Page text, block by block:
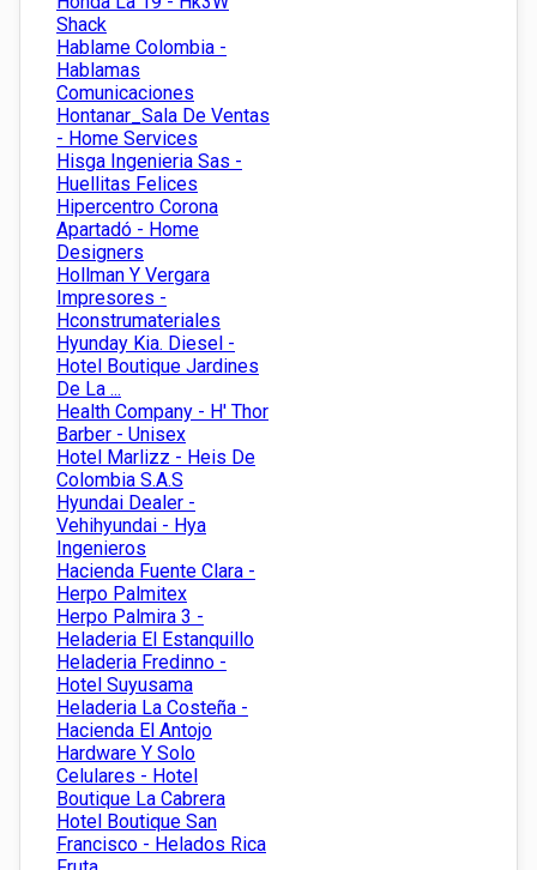
Shack
Hablame Colombia -
Hablamas
Comunicaciones
Hontanar_Sala De Ventas
- Home Services
Hisga Ingenieria Sas -
Huellitas Felices
Hipercentro Corona
Apartadó - Home
Designers
Hollman Y Vergara
Impresores -
Hconstrumateriales
Hyunday Kia. Diesel -
Hotel Boutique Jardines
De La ...
Health Company - H' Thor
Barber - Unisex
Hotel Marlizz - Heis De
Colombia S.A.S
Hyundai Dealer -
Vehihyundai - Hya
Ingenieros
Hacienda Fuente Clara -
Herpo Palmitex
Herpo Palmira 3 -
Heladeria El Estanquillo
Heladeria Fredinno -
Hotel Suyusama
Heladeria La Costeña -
Hacienda El Antojo
Hardware Y Solo
Celulares - Hotel
Boutique La Cabrera
Hotel Boutique San
Francisco - Helados Rica